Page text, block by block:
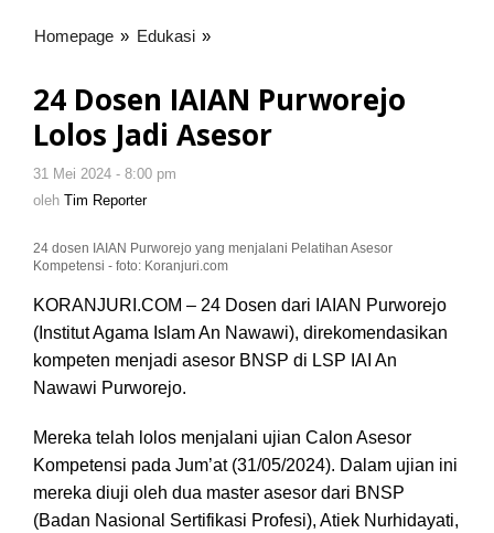
Homepage » Edukasi »
Purworejo
Lolos
24 Dosen IAIAN Purworejo
Lolos Jadi Asesor
31 Mei 2024 - 8:00 pm
oleh Tim Reporter
24 dosen IAIAN Purworejo yang menjalani Pelatihan Asesor
Kompetensi - foto: Koranjuri.com
KORANJURI.COM – 24 Dosen dari IAIAN Purworejo
(Institut Agama Islam An Nawawi), direkomendasikan
kompeten menjadi asesor BNSP di LSP IAI An
Nawawi Purworejo.
Mereka telah lolos menjalani ujian Calon Asesor
Kompetensi pada Jum’at (31/05/2024). Dalam ujian ini
mereka diuji oleh dua master asesor dari BNSP
(Badan Nasional Sertifikasi Profesi), Atiek Nurhidayati,